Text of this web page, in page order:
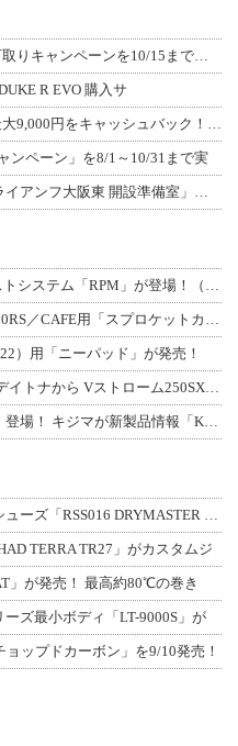
R EVO 購入サ
ンペーン」を8/1～10/31まで実
）用「ニーパッド」が発売！
TERRA TR27」がカスタムジ
」が発売！ 最高約80℃の巻き
ーズ最小ボディ「LT-9000S」が
ップドカーボン」を9/10発売！